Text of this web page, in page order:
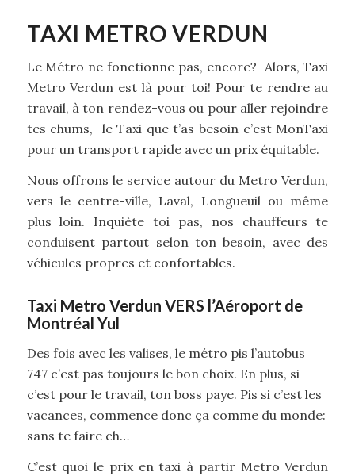
TAXI METRO VERDUN
Le Métro ne fonctionne pas, encore? Alors, Taxi
Metro Verdun est là pour toi! Pour te rendre au
travail, à ton rendez-vous ou pour aller rejoindre
tes chums, le Taxi que t’as besoin c’est MonTaxi
pour un transport rapide avec un prix équitable.
Nous offrons le service autour du Metro Verdun,
vers le centre-ville, Laval, Longueuil ou même
plus loin. Inquiète toi pas, nos chauffeurs te
conduisent partout selon ton besoin, avec des
véhicules propres et confortables.
Taxi Metro Verdun VERS l’Aéroport de
Montréal Yul
Des fois avec les valises, le métro pis l’autobus
747 c’est pas toujours le bon choix. En plus, si
c’est pour le travail, ton boss paye. Pis si c’est les
vacances, commence donc ça comme du monde:
sans te faire ch…
C’est quoi le prix en taxi à partir Metro Verdun